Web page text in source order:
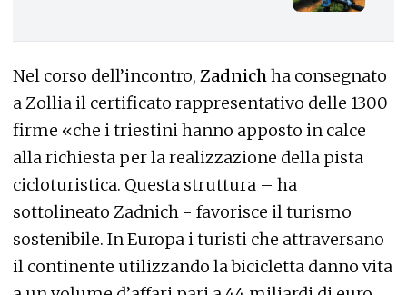
Nel corso dell’incontro, Zadnichha consegnato
a Zollia il certificato rappresentativo delle 1300
firme «che i triestini hanno apposto in calce
alla richiesta per la realizzazione della pista
cicloturistica. Questa struttura – ha
sottolineato Zadnich - favorisce il turismo
sostenibile. In Europa i turisti che attraversano
il continente utilizzando la bicicletta danno vita